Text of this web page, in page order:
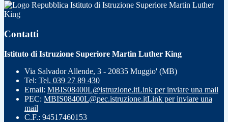
Istituto di Istruzione Superiore Martin Luther
King
Contatti
Istituto di Istruzione Superiore Martin Luther King
Via Salvador Allende, 3 - 20835 Muggio' (MB)
Tel: Tel. 039 27 89 430
Email: MBIS08400L@istruzione.itLink per inviare una mail
PEC: MBIS08400L@pec.istruzione.itLink per inviare una
mail
C.F.: 94517460153